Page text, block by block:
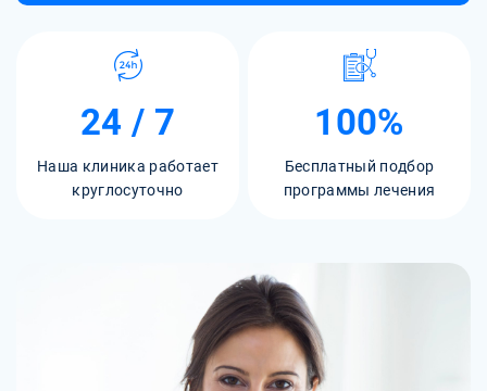
24 / 7
Наша клиника работает
круглосуточно
100%
Бесплатный подбор
программы лечения